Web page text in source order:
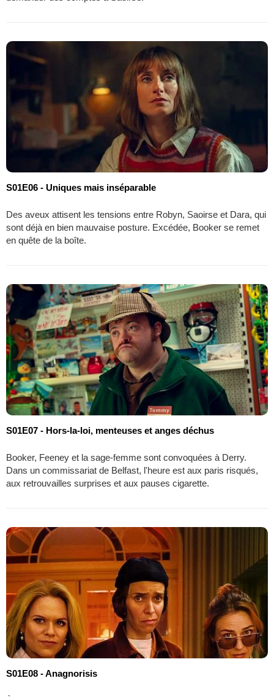
S01E06 - Uniques mais inséparable
Des aveux attisent les tensions entre Robyn, Saoirse et Dara, qui
sont déjà en bien mauvaise posture. Excédée, Booker se remet
en quête de la boîte.
S01E07 - Hors-la-loi, menteuses et anges déchus
Booker, Feeney et la sage-femme sont convoquées à Derry.
Dans un commissariat de Belfast, l'heure est aux paris risqués,
aux retrouvailles surprises et aux pauses cigarette.
S01E08 - Anagnorisis